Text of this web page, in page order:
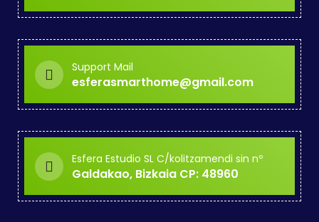
Support Mail
esferasmarthome@gmail.com
Esfera Estudio SL C/kolitzamendi sin nº
Galdakao, Bizkaia CP: 48960